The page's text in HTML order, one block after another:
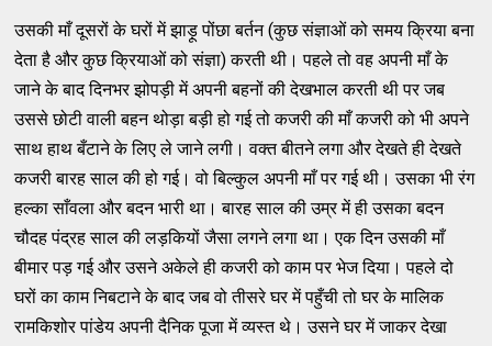
उसकी माँ दूसरों के घरों में झाड़ू पोंछा बर्तन (कुछ संज्ञाओं को समय क्रिया बना
देता है और कुछ क्रियाओं को संज्ञा) करती थी। पहले तो वह अपनी माँ के
जाने के बाद दिनभर झोपड़ी में अपनी बहनों की देखभाल करती थी पर जब
उससे छोटी वाली बहन थोड़ा बड़ी हो गई तो कजरी की माँ कजरी को भी अपने
साथ हाथ बँटाने के लिए ले जाने लगी। वक्त बीतने लगा और देखते ही देखते
कजरी बारह साल की हो गई। वो बिल्कुल अपनी माँ पर गई थी। उसका भी रंग
हल्का साँवला और बदन भारी था। बारह साल की उम्र में ही उसका बदन
चौदह पंद्रह साल की लड़कियों जैसा लगने लगा था। एक दिन उसकी माँ
बीमार पड़ गई और उसने अकेले ही कजरी को काम पर भेज दिया। पहले दो
घरों का काम निबटाने के बाद जब वो तीसरे घर में पहुँची तो घर के मालिक
रामकिशोर पांडेय अपनी दैनिक पूजा में व्यस्त थे। उसने घर में जाकर देखा